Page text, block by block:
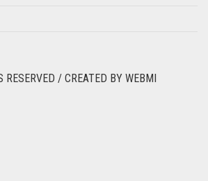
RESERVED / CREATED BY WEBMI